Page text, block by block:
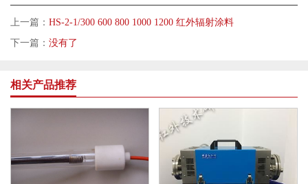
上一篇： HS-2-1/300 600 800 1000 1200 红外辐射涂料
下一篇： 没有了
相关产品推荐